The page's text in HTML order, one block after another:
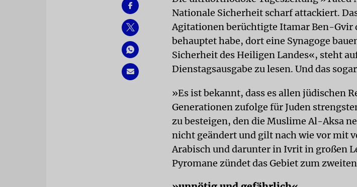
Nationale Sicherheit scharf attackiert.
Agitationen berüchtigte Itamar Ben-Gvir
behauptet habe, dort eine Synagoge
Sicherheit des Heiligen Landes«, steht
Dienstagsausgabe zu lesen. Und das
»Es ist bekannt, dass es allen jüdischen
Generationen zufolge für Juden
zu besteigen, den die Muslime Al-Aksa
nicht geändert und gilt nach wie vor mit
Arabisch und darunter in Ivrit in großen
Pyromane zündet das Gebiet zum